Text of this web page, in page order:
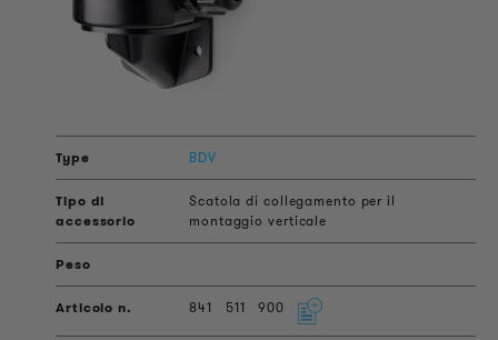
BDV
Scatola di collegamento per il
montaggio verticale
841 511 900